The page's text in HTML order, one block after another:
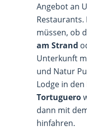
Angebot an
müssen, ob
am Strand
Unterkunft
und Natur
Lodge in den
Tortuguero
dann mit
hinfahren.